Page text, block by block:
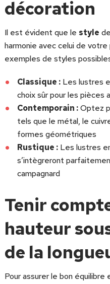
décoration
Il est évident que le style
harmonie avec celui de
exemples de styles
Classique :Les lustres
choix sûr pour les pièces
Contemporain :Optez
tels que le métal, le
formes géométriques
Rustique :Les lustres
s’intègreront
campagnard
Tenir
hauteur
de la
Pour assurer le bon